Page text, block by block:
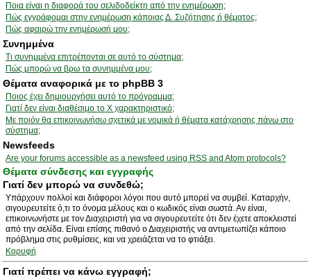
Ποια είναι η διαφορά του σελιδοδείκτη από την ενημέρωση;
Πώς εγγράφομαι στην ενημέρωση κάποιας Δ. Συζήτησης ή θέματος;
Πώς αφαιρώ την ενημέρωσή μου;
Συνημμένα
Τι συνημμένα επιτρέπονται σε αυτό το σύστημα;
Πώς μπορώ να βρω τα συνημμένα μου;
Θέματα αναφορικά με το phpBB 3
Ποιος έχει δημιουργήσει αυτό το πρόγραμμα;
Γιατί δεν είναι διαθέσιμο το Χ χαρακτηριστικό;
Με ποιόν θα επικοινωνήσω σχετικά με νομικά ή θέματα κατάχρησης πάνω στο
σύστημα;
Newsfeeds
Are your forums accessible as a newsfeed using RSS and Atom protocols?
Θέματα σύνδεσης και εγγραφής
Γιατί δεν μπορώ να συνδεθώ;
Υπάρχουν πολλοί και διάφοροι λόγοι που αυτό μπορεί να συμβεί. Καταρχήν,
σιγουρευτείτε ό,τι το όνομα μέλους και ο κωδικός είναι σωστά. Αν είναι,
επικοινωνήστε με τον Διαχειριστή για να σιγουρευτείτε ότι δεν έχετε αποκλειστεί
από την σελίδα. Είναι επίσης πιθανό ο Διαχειριστής να αντιμετωπίζει κάποιο
πρόβλημα στις ρυθμίσεις, και να χρειάζεται να το φτιάξει.
Κορυφή
Γιατί πρέπει να κάνω εγγραφή;